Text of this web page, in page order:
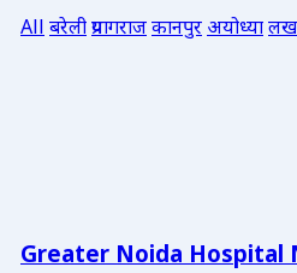
Allबरेलीप्रयागराजकानपुरअयोध्या
Greater Noida Hospital